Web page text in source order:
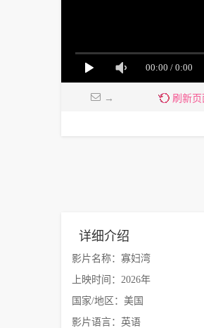
→ 刷新页
详细介绍
影片名称：寡妇湾
上映时间：2026年
国家/地区：美国
影片语言：英语